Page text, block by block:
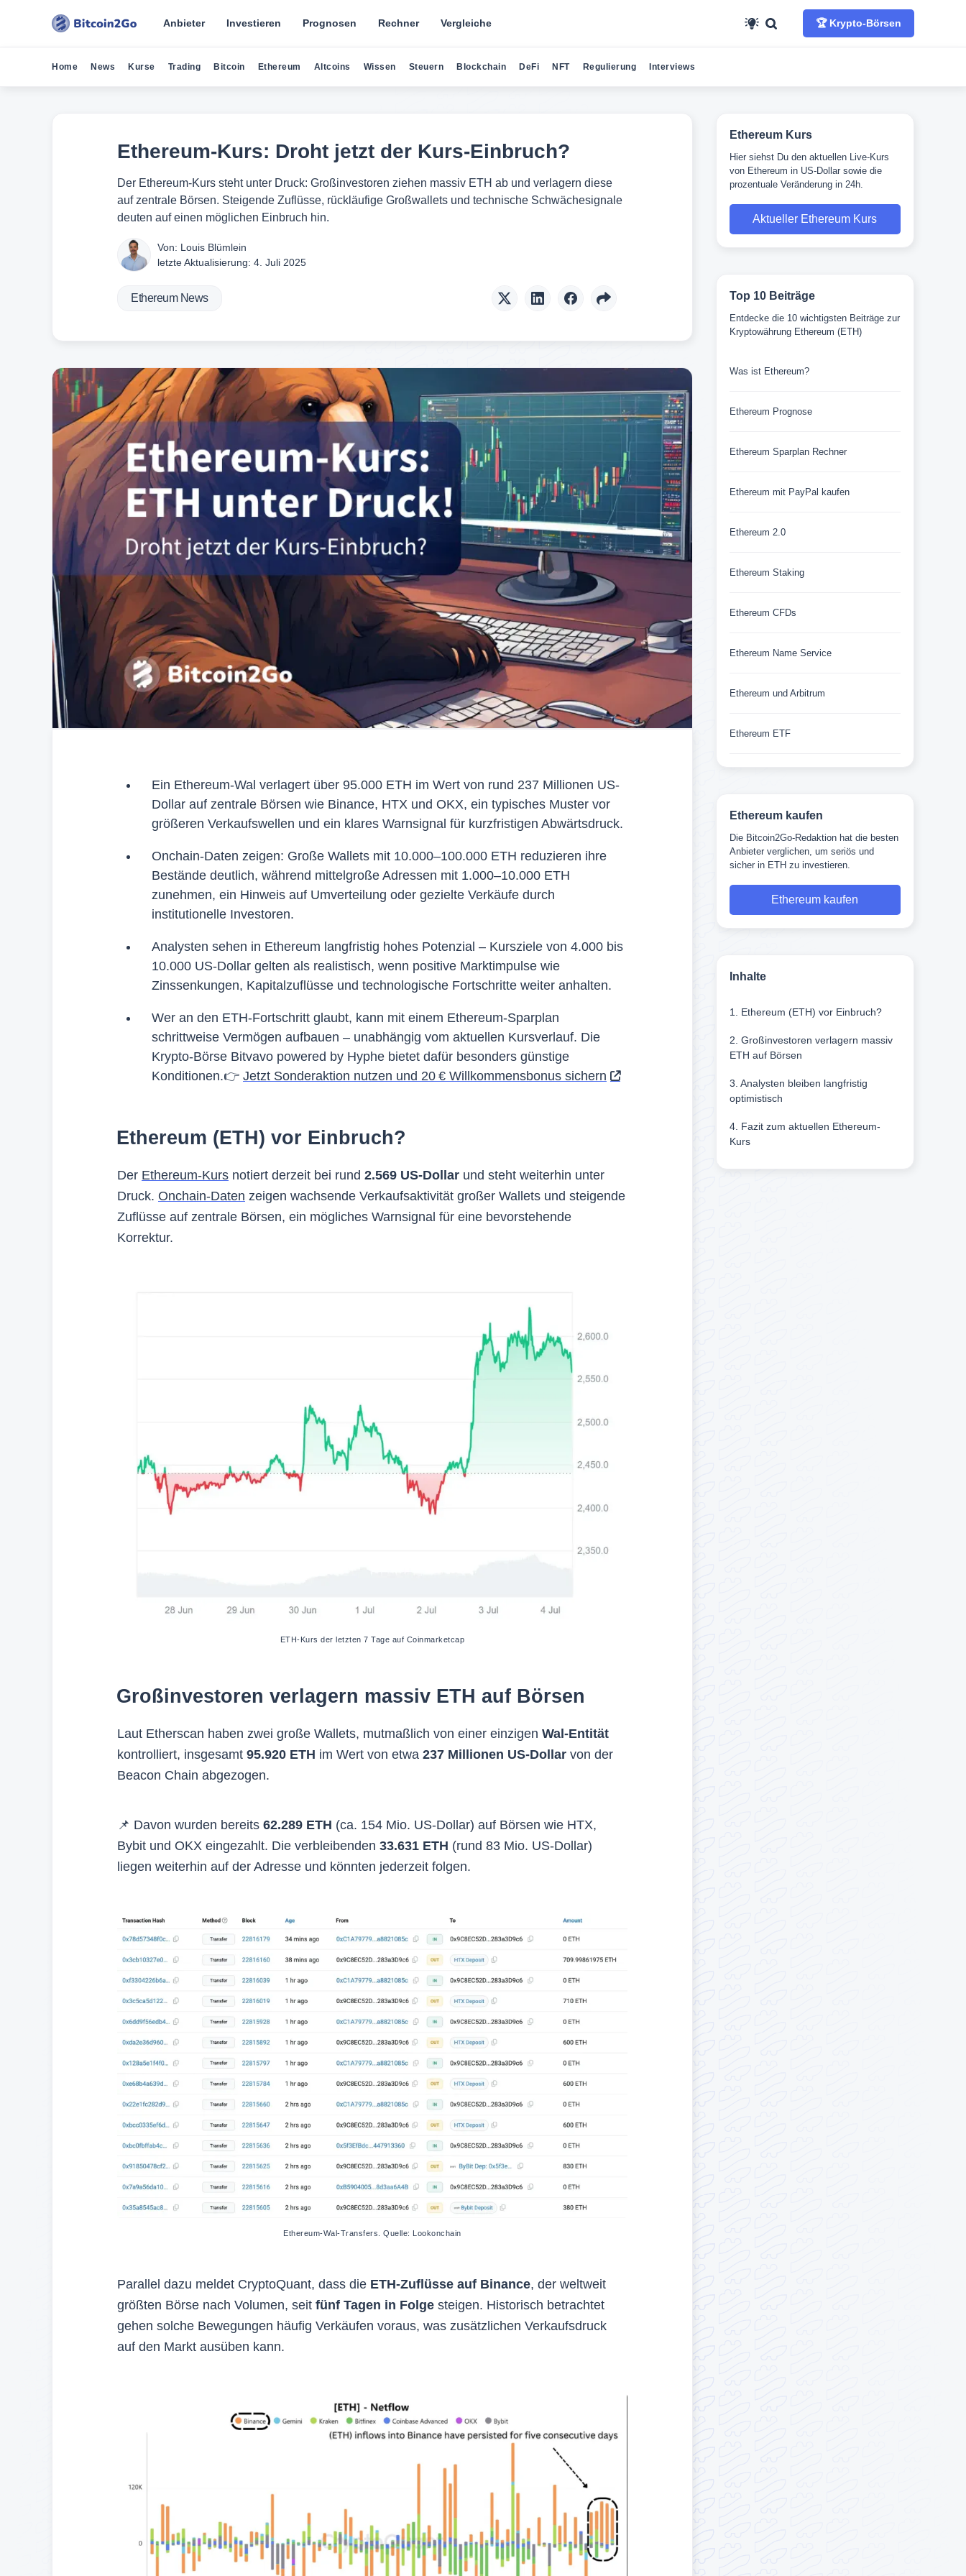
Anbieter Investieren Prognosen Rechner Vergleiche 🏆 Krypto-Börsen
Home News Kurse Trading Bitcoin Ethereum Altcoins Wissen Steuern Blockchain DeFi NFT Regulierung Interviews
Ethereum-Kurs: Droht jetzt der Kurs-Einbruch?
Der Ethereum-Kurs steht unter Druck: Großinvestoren ziehen massiv ETH ab und verlagern diese
auf zentrale Börsen. Steigende Zuflüsse, rückläufige Großwallets und technische Schwächesignale
deuten auf einen möglichen Einbruch hin.
Von: Louis Blümlein
letzte Aktualisierung: 4. Juli 2025
Ethereum News
Ein Ethereum-Wal verlagert über 95.000 ETH im Wert von rund 237 Millionen US-
Dollar auf zentrale Börsen wie Binance, HTX und OKX, ein typisches Muster vor
größeren Verkaufswellen und ein klares Warnsignal für kurzfristigen Abwärtsdruck.
Onchain-Daten zeigen: Große Wallets mit 10.000–100.000 ETH reduzieren ihre
Bestände deutlich, während mittelgroße Adressen mit 1.000–10.000 ETH
zunehmen, ein Hinweis auf Umverteilung oder gezielte Verkäufe durch
institutionelle Investoren.
Analysten sehen in Ethereum langfristig hohes Potenzial – Kursziele von 4.000 bis
10.000 US-Dollar gelten als realistisch, wenn positive Marktimpulse wie
Zinssenkungen, Kapitalzuflüsse und technologische Fortschritte weiter anhalten.
Wer an den ETH-Fortschritt glaubt, kann mit einem Ethereum-Sparplan
schrittweise Vermögen aufbauen – unabhängig vom aktuellen Kursverlauf. Die
Krypto-Börse Bitvavo powered by Hyphe bietet dafür besonders günstige
Konditionen.👉 Jetzt Sonderaktion nutzen und 20 € Willkommensbonus sichern
Ethereum (ETH) vor Einbruch?
Der Ethereum-Kurs notiert derzeit bei rund 2.569 US-Dollar und steht weiterhin unter
Druck. Onchain-Daten zeigen wachsende Verkaufsaktivität großer Wallets und steigende
Zuflüsse auf zentrale Börsen, ein mögliches Warnsignal für eine bevorstehende
Korrektur.
ETH-Kurs der letzten 7 Tage auf Coinmarketcap
Großinvestoren verlagern massiv ETH auf Börsen
Laut Etherscan haben zwei große Wallets, mutmaßlich von einer einzigen Wal-Entität
kontrolliert, insgesamt 95.920 ETH im Wert von etwa 237 Millionen US-Dollar von der
Beacon Chain abgezogen.
📌 Davon wurden bereits 62.289 ETH (ca. 154 Mio. US-Dollar) auf Börsen wie HTX,
Bybit und OKX eingezahlt. Die verbleibenden 33.631 ETH (rund 83 Mio. US-Dollar)
liegen weiterhin auf der Adresse und könnten jederzeit folgen.
Ethereum-Wal-Transfers. Quelle: Lookonchain
Parallel dazu meldet CryptoQuant, dass die ETH-Zuflüsse auf Binance, der weltweit
größten Börse nach Volumen, seit fünf Tagen in Folge steigen. Historisch betrachtet
gehen solche Bewegungen häufig Verkäufen voraus, was zusätzlichen Verkaufsdruck
auf den Markt ausüben kann.
Ethereum Kurs
Hier siehst Du den aktuellen Live-Kurs
von Ethereum in US-Dollar sowie die
prozentuale Veränderung in 24h.
Aktueller Ethereum Kurs
Top 10 Beiträge
Entdecke die 10 wichtigsten Beiträge zur
Kryptowährung Ethereum (ETH)
Was ist Ethereum?
Ethereum Prognose
Ethereum Sparplan Rechner
Ethereum mit PayPal kaufen
Ethereum 2.0
Ethereum Staking
Ethereum CFDs
Ethereum Name Service
Ethereum und Arbitrum
Ethereum ETF
Ethereum kaufen
Die Bitcoin2Go-Redaktion hat die besten
Anbieter verglichen, um seriös und
sicher in ETH zu investieren.
Ethereum kaufen
Inhalte
1. Ethereum (ETH) vor Einbruch?
2. Großinvestoren verlagern massiv
ETH auf Börsen
3. Analysten bleiben langfristig
optimistisch
4. Fazit zum aktuellen Ethereum-
Kurs